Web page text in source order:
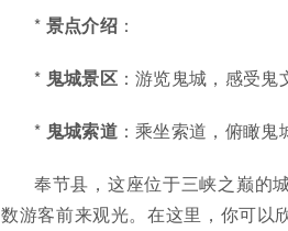
* 景点介绍：
* 鬼城景区：游览鬼城，感受鬼
* 鬼城索道：乘坐索道，俯瞰鬼
奉节县，这座位于三峡之巅的
数游客前来观光。在这里，你可以